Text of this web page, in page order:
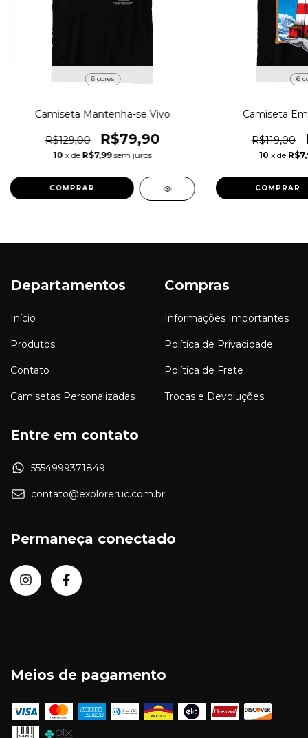
6 cores
Camiseta Mantenha-se Vivo
R$129,00 R$79,90
10 x de R$7,99 sem juros
COMPRAR
6
Camiseta
R$119,00
10 x de
COMPRAR
Departamentos
Início
Produtos
Contato
Camisetas Personalizadas
Compras
Informações Importantes
Política de Privacidade
Política de Frete
Trocas e Devoluções
Entre em contato
5554999371849
contato@exploreruc.com.br
Permaneça conectado
Meios de pagamento